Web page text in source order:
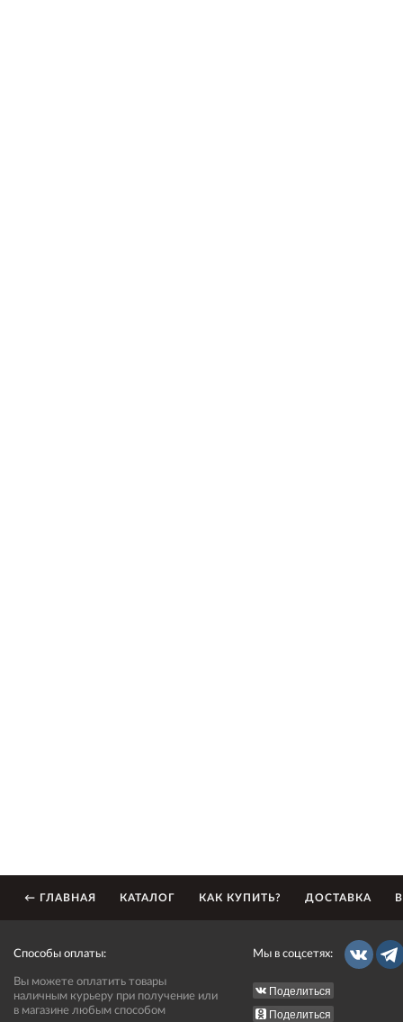
← ГЛАВНАЯ КАТАЛОГ КАК КУПИТЬ? ДОСТАВКА
Способы оплаты:
Вы можете оплатить товары
наличным курьеру при получение или
в магазине любым способом
Мы в соцсетях:
Поделиться
Поделиться